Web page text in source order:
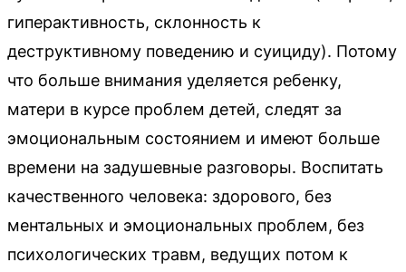
гиперактивность, склонность к
деструктивному поведению и суициду). Потому
что больше внимания уделяется ребенку,
матери в курсе проблем детей, следят за
эмоциональным состоянием и имеют больше
времени на задушевные разговоры. Воспитать
качественного человека: здорового, без
ментальных и эмоциональных проблем, без
психологических травм, ведущих потом к